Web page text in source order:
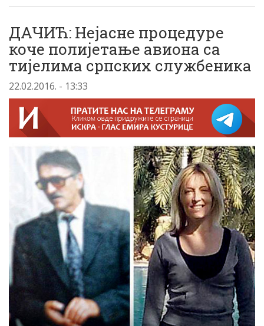
ДАЧИЋ: Нејасне процедуре
коче полијетање авиона са
тијелима српских службеника
22.02.2016. - 13:33